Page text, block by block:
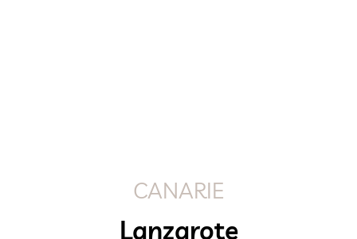
CANARIE
Lanzarote